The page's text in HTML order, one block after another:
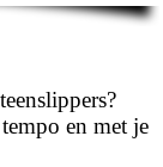
en met je